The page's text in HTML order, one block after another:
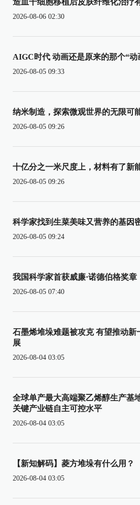
造血干细胞移植后皮肤纤维化治疗
2026-08-06 02:30
AIGC时代 动画还是原来的那个“动
2026-08-05 09:33
纳米制造，探索微观世界的无限可
2026-08-05 09:26
十亿分之一米尺度上，材料有了新
2026-08-05 09:26
科学家找到生菜美味又营养的基因
2026-08-05 09:24
我国科学家首获威廉·诺德伯格奖章
2026-08-05 07:40
石墨烯堆垛难题被攻克 有望推动新
展
2026-08-04 03:05
全球单产最大高端聚乙烯醇生产基
关键产业链自主可控水平
2026-08-04 03:05
【新知解码】菱方堆垛有什么用？
2026-08-04 03:05